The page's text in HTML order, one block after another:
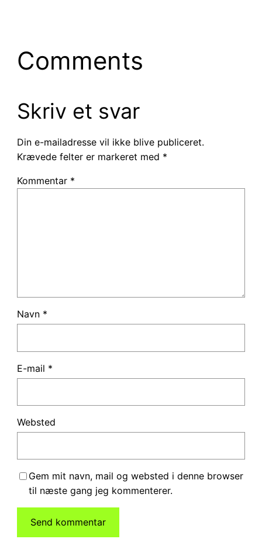
Comments
Skriv et svar
Din e-mailadresse vil ikke blive publiceret.
Krævede felter er markeret med *
Kommentar *
Navn *
E-mail *
Websted
Gem mit navn, mail og websted i denne browser
til næste gang jeg kommenterer.